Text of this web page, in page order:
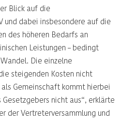
Blick auf die
und dabei insbesondere auf die
des höheren Bedarfs an
Leistungen – bedingt
Die einzelne
steigenden Kosten nicht
Gemeinschaft kommt hierbei
nicht aus“, erklärte
der Vertreterversammlung und